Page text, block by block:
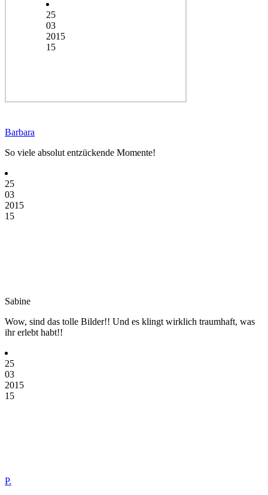
25
03
2015
15
Barbara
So viele absolut entzückende Momente!
25
03
2015
15
Sabine
Wow, sind das tolle Bilder!! Und es klingt wirklich traumhaft, was
ihr erlebt habt!!
25
03
2015
15
P.